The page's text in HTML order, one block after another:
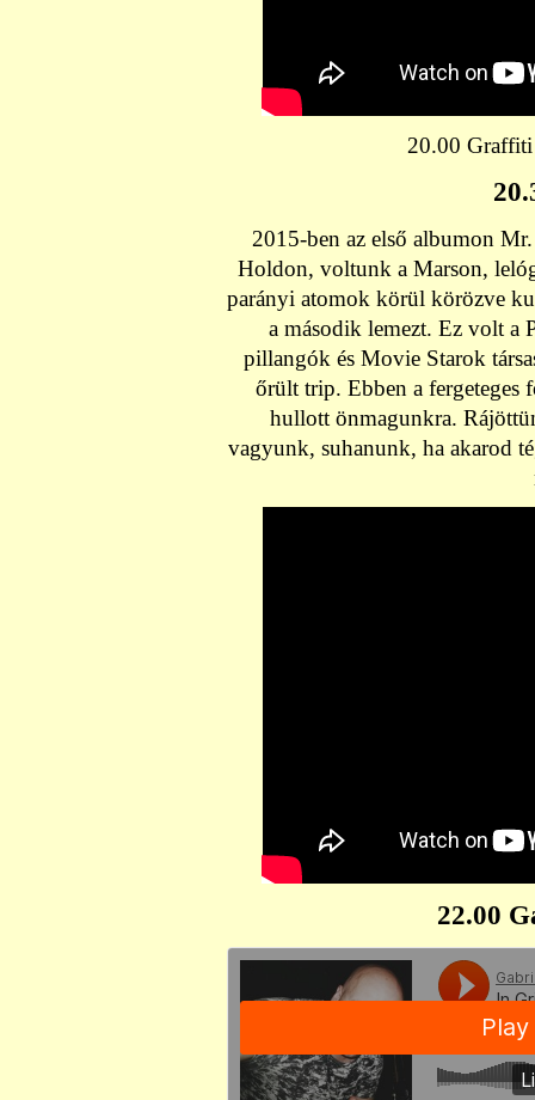
20.00 Graffiti
2015-ben az első albumon
Holdon, voltunk a Marson,
parányi atomok körül körözve
a második lemezt. Ez volt a
pillangók és Movie Starok
őrült trip. Ebben a fergeteges
hullott önmagunkra.
vagyunk, suhanunk, ha akarod
22.00